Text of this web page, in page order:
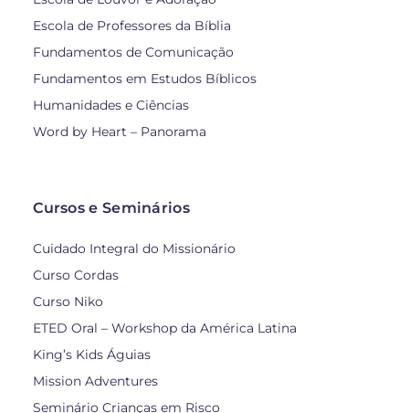
Escola de Professores da Bíblia
Fundamentos de Comunicação
Fundamentos em Estudos Bíblicos
Humanidades e Ciências
Word by Heart – Panorama
Cursos e Seminários
Cuidado Integral do Missionário
Curso Cordas
Curso Niko
ETED Oral – Workshop da América Latina
King’s Kids Águias
Mission Adventures
Seminário Crianças em Risco